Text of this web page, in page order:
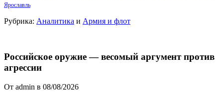
Ярославль
Рубрика: Аналитика и Армия и флот
Российское оружие — весомый аргумент против
агрессии
От admin в 08/08/2026